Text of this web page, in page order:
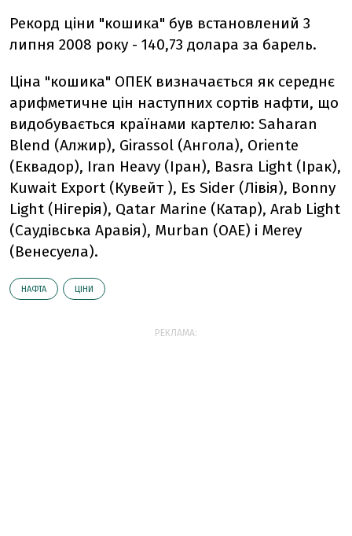
Рекорд ціни "кошика" був встановлений 3
липня 2008 року - 140,73 долара за барель.
Ціна "кошика" ОПЕК визначається як середнє
арифметичне цін наступних сортів нафти, що
видобувається країнами картелю: Saharan
Blend (Алжир), Girassol (Ангола), Oriente
(Еквадор), Iran Heavy (Іран), Basra Light (Ірак),
Kuwait Export (Кувейт ), Es Sider (Лівія), Bonny
Light (Нігерія), Qatar Marine (Катар), Arab Light
(Саудівська Аравія), Murban (ОАЕ) і Merey
(Венесуела).
НАФТА ЦІНИ
РЕКЛАМА: